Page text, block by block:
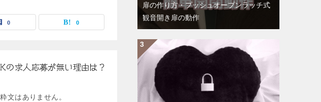
0 0
の求人応募が無い理由は？
文はありません。
扉の作り方・プッシュオープンラッチ式
観音開き扉の動作